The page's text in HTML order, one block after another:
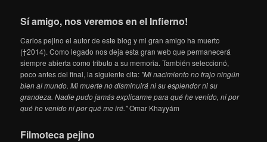
Sí amigo, nos veremos en el Infierno!
Carlos pejino el autor de este blog y mi gran amigo ha muerto
(†2014). Como legado nos deja esta gran web que permanecerá
siempre abierta como tributo a su memoria. También seleccionó,
poco antes del final, la siguiente cita: "Mi nacimiento no trajo ningún
bien al mundo. Mi muerte no disminuirá ni su esplendor ni su
grandeza. Nadie pudo jamás explicarme para qué he venido, ni por
qué he venido ni por qué me iré."Omar Khayyám
Filmoteca pejino